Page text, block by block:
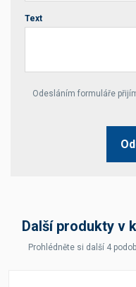
Text
Your website *
Odesláním formuláře
Další produkty v
Prohlédněte si další 4